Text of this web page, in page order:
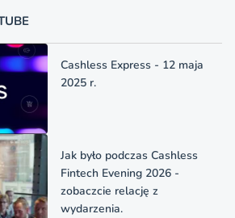
Cashless Express - 12 maja
2025 r.
Jak było podczas Cashless
Fintech Evening 2026 -
zobaczcie relację z
wydarzenia.